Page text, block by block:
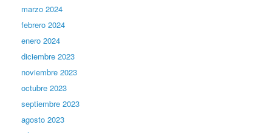
marzo 2024
febrero 2024
enero 2024
diciembre 2023
noviembre 2023
octubre 2023
septiembre 2023
agosto 2023